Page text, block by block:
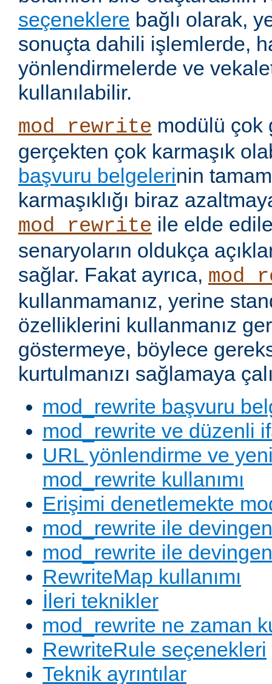
seçeneklere bağlı olarak,
sonuçta dahili işlemlerde,
yönlendirmelerde ve
kullanılabilir.
mod_rewrite modülü çok
gerçekten çok karmaşık
başvuru belgelerinin
karmaşıklığı biraz
mod_rewrite ile elde
senaryoların oldukça
sağlar. Fakat ayrıca,
kullanmamanız, yerine
özelliklerini kullanmanız
göstermeye, böylece
kurtulmanızı sağlamaya
mod_rewrite başvuru
mod_rewrite ve düzenli
URL yönlendirme ve
mod_rewrite kullanımı
Erişimi denetlemekte
mod_rewrite ile
mod_rewrite ile
RewriteMap kullanımı
İleri teknikler
mod_rewrite ne zaman
RewriteRule seçenekleri
Teknik ayrıntılar